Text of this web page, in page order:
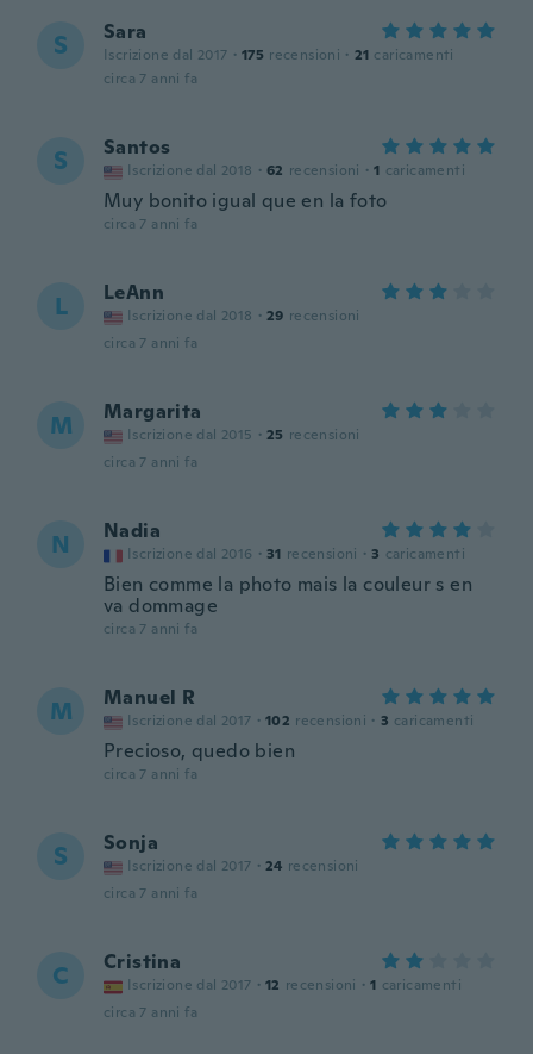
S Sara
Iscrizione dal 2017 · 175 recensioni · 21 caricamenti
circa 7 anni fa
S Santos
Iscrizione dal 2018 · 62 recensioni · 1 caricamenti
Muy bonito igual que en la foto
circa 7 anni fa
L LeAnn
Iscrizione dal 2018 · 29 recensioni
circa 7 anni fa
M Margarita
Iscrizione dal 2015 · 25 recensioni
circa 7 anni fa
N Nadia
Iscrizione dal 2016 · 31 recensioni · 3 caricamenti
Bien comme la photo mais la couleur s en
va dommage
circa 7 anni fa
M Manuel R
Iscrizione dal 2017 · 102 recensioni · 3 caricamenti
Precioso, quedo bien
circa 7 anni fa
S Sonja
Iscrizione dal 2017 · 24 recensioni
circa 7 anni fa
C Cristina
Iscrizione dal 2017 · 12 recensioni · 1 caricamenti
circa 7 anni fa